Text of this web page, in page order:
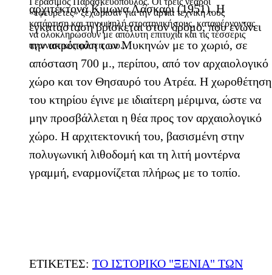
«εφευρέτες» ξεχώρισαν για την άρτια τεχνική τους
κατάρτιση και την υψηλή στρατηγική τους, καταφέρνοντας
να ολοκληρώσουν με απόλυτη επιτυχία και τις τέσσερις
αγωνιστικές φάσεις του...
αρχιτέκτονα Κίμωνα Λάσκαρι (1951). Η
εγκατάσταση βρίσκεται στον δρόμο, που ενώνει
την ακρόπολη των Μυκηνών με το χωριό, σε
απόσταση 700 μ., περίπου, από τον αρχαιολογικό
χώρο και τον Θησαυρό του Ατρέα. Η χωροθέτηση
του κτηρίου έγινε με ιδιαίτερη μέριμνα, ώστε να
μην προσβάλλεται η θέα προς τον αρχαιολογικό
χώρο. Η αρχιτεκτονική του, βασισμένη στην
πολυγωνική λιθοδομή και τη λιτή μοντέρνα
γραμμή, εναρμονίζεται πλήρως με το τοπίο.
ΕΤΙΚΕΤΕΣ: ΤΟ ΙΣΤΟΡΙΚΟ "ΞΕΝΙΑ" ΤΩΝ